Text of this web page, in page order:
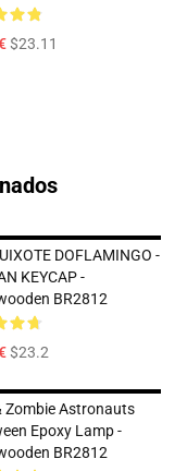
$23.11
DOFLAMINGO -
KEYCAP -
BR2812
$23.2
Zombie Astronauts
Epoxy Lamp -
BR2812